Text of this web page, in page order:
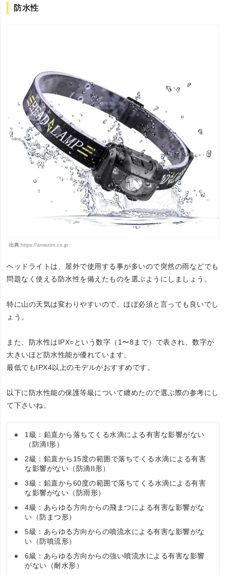
防水性
出典:https://amazon.co.jp
ヘッドライトは、屋外で使用する事が多いので突然の雨などでも
問題なく使える防水性を備えたものを選ぶようにしましょう。
特に山の天気は変わりやすいので、ほぼ必須と言っても良いでし
ょう。
また、防水性はIPX○という数字（1〜8まで）で表され、数字が
大きいほど防水性能が優れています。
最低でもIPX4以上のモデルがおすすめです。
以下に防水性能の保護等級について纏めたので選ぶ際の参考にし
て下さいね。
1級：鉛直から落ちてくる水滴による有害な影響がない
（防滴I形）
2級：鉛直から15度の範囲で落ちてくる水滴による有害
な影響がない（防滴II形）
3級：鉛直から60度の範囲で落ちてくる水滴による有害
な影響がない（防雨形）
4級：あらゆる方向からの飛まつによる有害な影響がな
い（防まつ形）
5級：あらゆる方向からの噴流水による有害な影響がな
い（防噴流形）
6級：あらゆる方向からの強い噴流水による有害な影響
がない（耐水形）